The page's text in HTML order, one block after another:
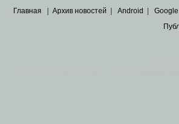
Главная Архив новостей Android Google